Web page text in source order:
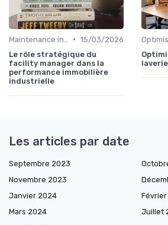
• 15/03/2026
Le rôle stratégique du
facility manager dans la
performance immobilière
industrielle
Les articles par date
Septembre 2023
Novembre 2023
Janvier 2024
Mars 2024
Juillet